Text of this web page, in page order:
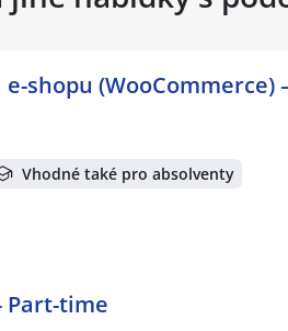
shopu (WooCommerce)
Vhodné také pro absolventy
Part-time